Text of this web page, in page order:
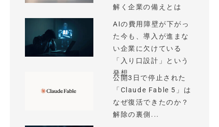
解く企業の備えとは
AIの費用障壁が下がっ
た今も、導入が進まな
い企業に欠けている
「入り口設計」という
発想
公開3日で停止された
「Claude Fable 5」は
なぜ復活できたのか？
解除の裏側...